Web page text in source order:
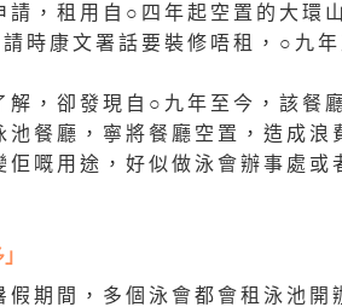
請，租用自○四年起空置的大環
時康文署話要裝修唔租，○九
解，卻發現自○九年至今，該餐
池餐廳，寧將餐廳空置，造成
佢嘅用途，好似做泳會辦事處
假期間，多個泳會都會租泳池